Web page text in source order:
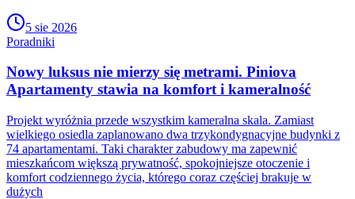
5 sie 2026
Poradniki
Nowy luksus nie mierzy się metrami. Piniova
Apartamenty stawia na komfort i kameralność
Projekt wyróżnia przede wszystkim kameralna skala. Zamiast
wielkiego osiedla zaplanowano dwa trzykondygnacyjne budynki z
74 apartamentami. Taki charakter zabudowy ma zapewnić
mieszkańcom większą prywatność, spokojniejsze otoczenie i
komfort codziennego życia, którego coraz częściej brakuje w
dużych